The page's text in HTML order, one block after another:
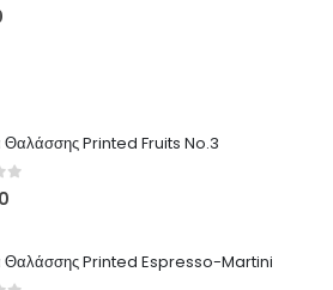
5
Θαλάσσης Printed Fruits No.3
5
Θαλάσσης Printed Espresso-Martini